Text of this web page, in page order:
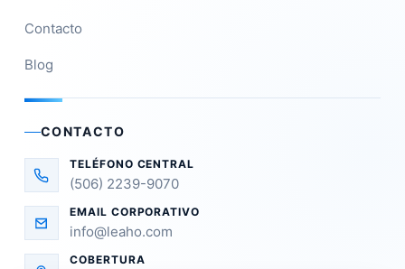
Contacto
Blog
CONTACTO
TELÉFONO CENTRAL
(506) 2239-9070
EMAIL CORPORATIVO
info@leaho.com
COBERTURA